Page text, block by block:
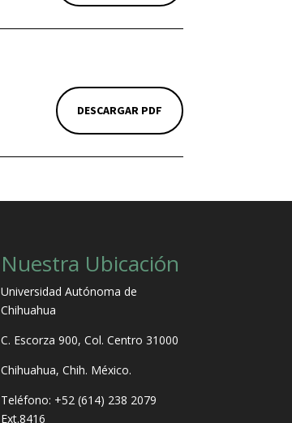
DESCARGAR PDF
Nuestra Ubicación
Universidad Autónoma de
Chihuahua
C. Escorza 900, Col. Centro 31000
Chihuahua, Chih. México.
Teléfono: +52 (614) 238 2079
Ext.8416